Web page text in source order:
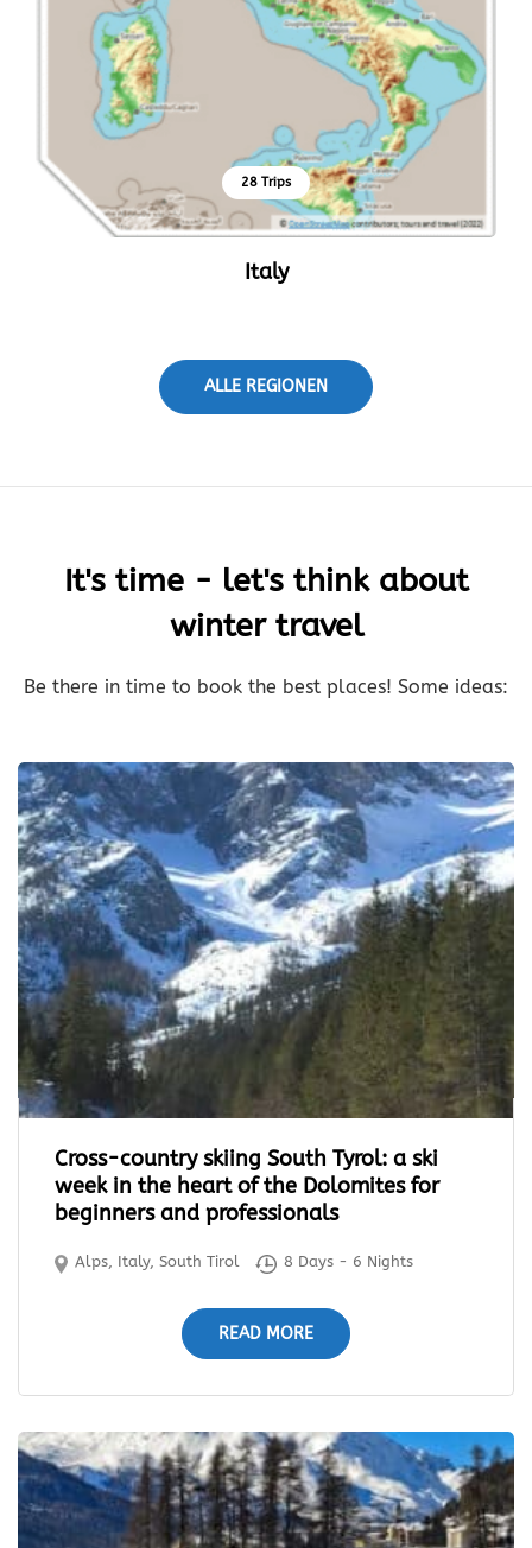
28 Trips
Italy
ALLE REGIONEN
It's time - let's think about
winter travel
Be there in time to book the best places! Some ideas:
Cross-country skiing South Tyrol: a ski
week in the heart of the Dolomites for
beginners and professionals
Alps, Italy,South Tirol 8 Days - 6 Nights
READ MORE